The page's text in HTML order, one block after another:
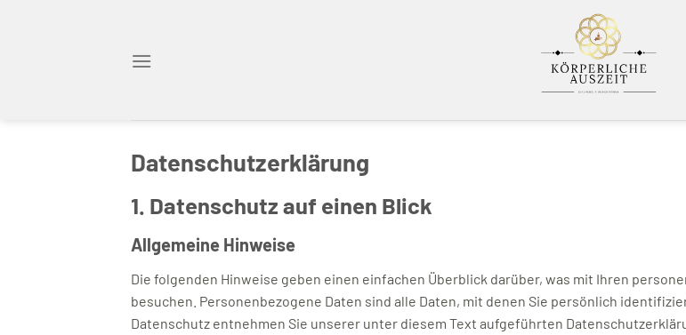
Datenschutz­erklärung
1. Datenschutz auf einen Blick
Allgemeine Hinweise
Die folgenden Hinweise geben einen einfachen Überblick darüber, was mit Ihren
besuchen. Personenbezogene Daten sind alle Daten, mit denen Sie persönlich
Datenschutz entnehmen Sie unserer unter diesem Text aufgeführten